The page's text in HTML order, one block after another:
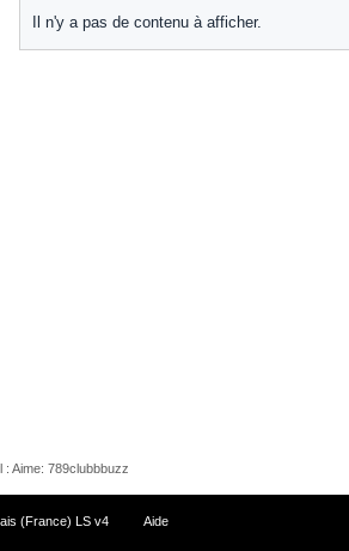
Il n'y a pas de contenu à afficher.
: Aime: 789clubbbuzz
(France) LS v4 Aide